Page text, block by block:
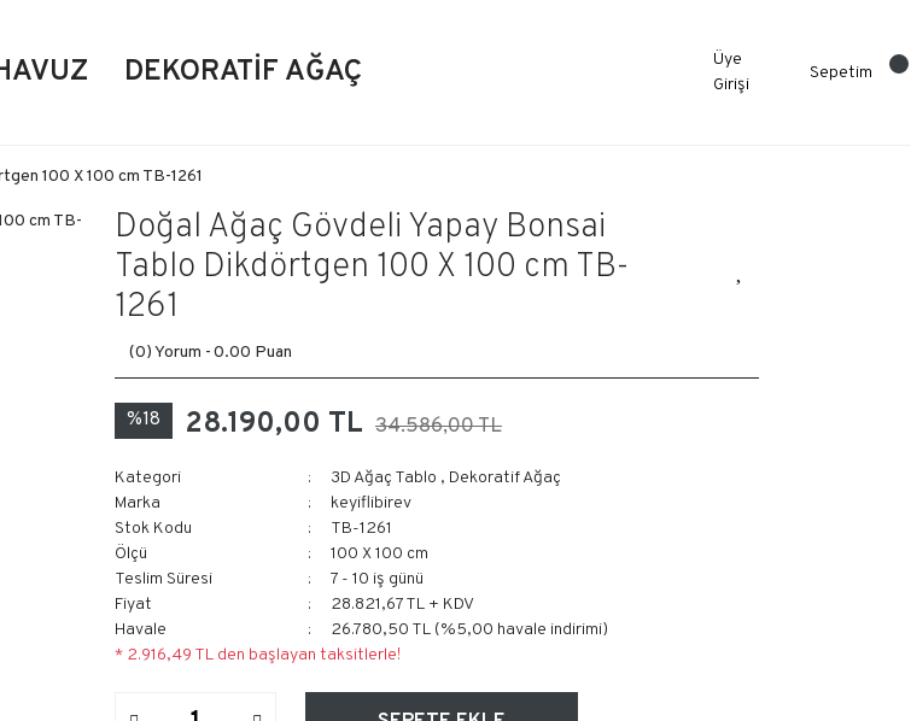
DEKORATIF AĞAÇ
Üye
Girişi
Sepetim
100 X 100 cm TB-1261
Doğal Ağaç Gövdeli Yapay Bonsai
Tablo Dikdörtgen 100 X 100 cm TB-
1261
(0) Yorum -0.00 Puan
%18 28.190,00 TL 34.586,00 TL
Kategori 3D Ağaç Tablo , Dekoratif Ağaç
Marka
keyiflibirev
Stok Kodu
TB-1261
Ölçü
100 X 100 cm
Teslim Süresi
7 - 10 iş günü
Fiyat
28.821,67 TL + KDV
Havale
26.780,50 TL (%5,00 havale indirimi)
* 2.916,49 TL den başlayan taksitlerle!